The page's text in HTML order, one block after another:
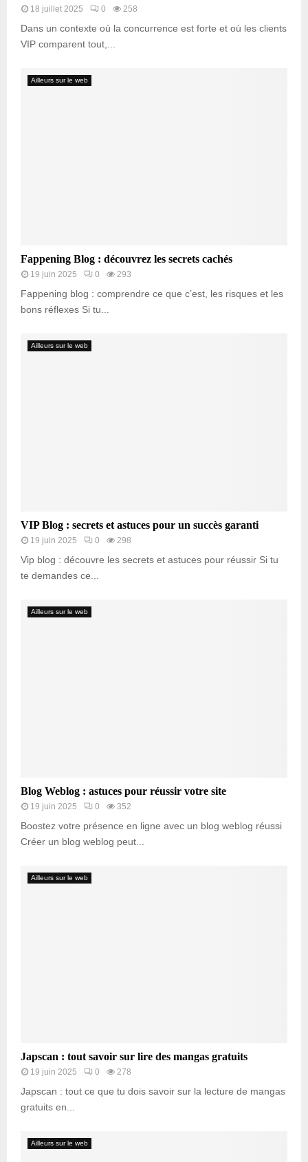
18 juillet 2025 0 258
Dans un contexte où la concurrence est forte et où les clients
VIP comparent tout,...
Ailleurs sur le web
Fappening Blog : découvrez les secrets cachés
19 juin 2025 0 293
Fappening blog : comprendre ce que c’est, les risques et les
bons réflexes Si tu...
Ailleurs sur le web
VIP Blog : secrets et astuces pour un succès garanti
19 juin 2025 0 298
Vip blog : découvre les secrets et astuces pour réussir Si tu
te demandes ce...
Ailleurs sur le web
Blog Weblog : astuces pour réussir votre site
19 juin 2025 0 352
Boostez votre présence en ligne avec un blog weblog réussi
Créer un blog weblog peut...
Ailleurs sur le web
Japscan : tout savoir sur lire des mangas gratuits
19 juin 2025 0 278
Japscan : tout ce que tu dois savoir sur la lecture de mangas
gratuits en...
Ailleurs sur le web